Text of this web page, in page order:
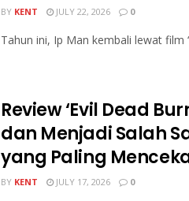
BY KENT JULY 22, 2026 0
Tahun ini, Ip Man kembali lewat film
Review ‘Evil Dead
dan Menjadi Salah
yang Paling
BY KENT JULY 17, 2026 0